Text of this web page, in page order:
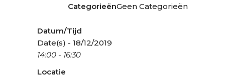
CategorieënGeen Categorieën
Datum/Tijd
Date(s) - 18/12/2019
14:00 - 16:30
Locatie